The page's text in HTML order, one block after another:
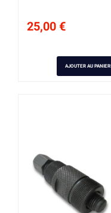
25,00 €
AJOUTER AU PANIER